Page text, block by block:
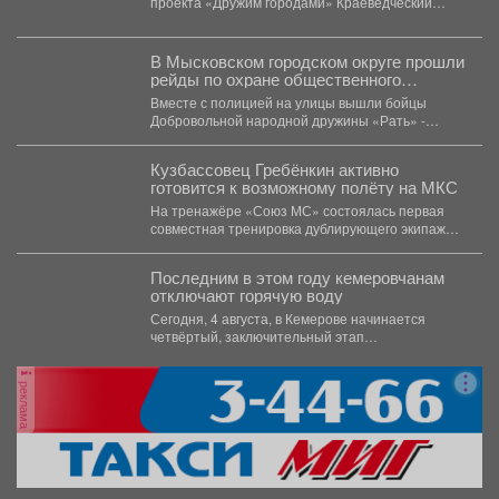
В Мысковском городском округе прошли
рейды по охране общественного
порядка.
Вместе с полицией на улицы вышли бойцы
Добровольной народной дружины «Рать» -
Кузбассовец Гребёнкин активно
готовится к возможному полёту на МКС
На тренажёре «Союз МС» состоялась первая
совместная тренировка дублирующего экипажа
Последним в этом году кемеровчанам
отключают горячую воду
Сегодня, 4 августа, в Кемерове начинается
четвёртый, заключительный этап
продлится...
реклама